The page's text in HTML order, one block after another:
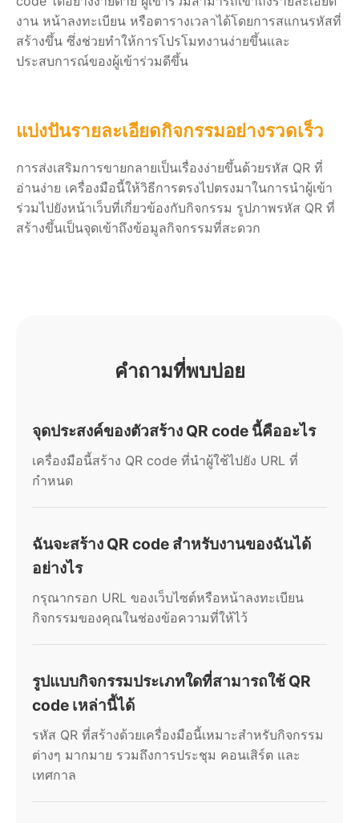
งาน หน้าลงทะเบียน หรือตารางเวลาได้โดยการสแกนรหัสที่
สร้างขึ้น ซึ่งช่วยทำให้การโปรโมทงานง่ายขึ้นและ
ประสบการณ์ของผู้เข้าร่วมดีขึ้น
แบ่งปันรายละเอียดกิจกรรมอย่างรวดเร็ว
การส่งเสริมการขายกลายเป็นเรื่องง่ายขึ้นด้วยรหัส QR ที่
อ่านง่าย เครื่องมือนี้ให้วิธีการตรงไปตรงมาในการนำผู้เข้า
ร่วมไปยังหน้าเว็บที่เกี่ยวข้องกับกิจกรรม รูปภาพรหัส QR ที่
สร้างขึ้นเป็นจุดเข้าถึงข้อมูลกิจกรรมที่สะดวก
คำถามที่พบบ่อย
จุดประสงค์ของตัวสร้าง QR code นี้คืออะไร
เครื่องมือนี้สร้าง QR code ที่นำผู้ใช้ไปยัง URL ที่
กำหนด
ฉันจะสร้าง QR code สำหรับงานของฉันได้
อย่างไร
กรุณากรอก URL ของเว็บไซต์หรือหน้าลงทะเบียน
กิจกรรมของคุณในช่องข้อความที่ให้ไว้
รูปแบบกิจกรรมประเภทใดที่สามารถใช้ QR
code เหล่านี้ได้
รหัส QR ที่สร้างด้วยเครื่องมือนี้เหมาะสำหรับกิจกรรม
ต่างๆ มากมาย รวมถึงการประชุม คอนเสิร์ต และ
เทศกาล